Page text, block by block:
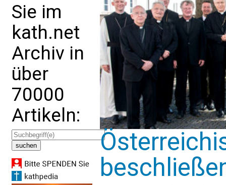
Sie im
kath.net
Archiv in
über
70000
Artikeln: